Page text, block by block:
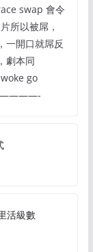
swap 會令
所以被屌，
一開口就屌反
劇本同
go
活級數